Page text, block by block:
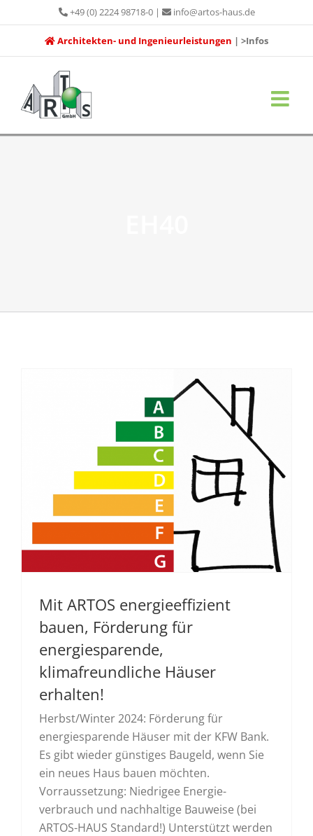
Inhalt
springen
+49 (0) 2224 98718-0| info@artos-haus.de
Architekten- und Ingenieurleistungen | >Infos
Mit ARTOS energieeffizient
bauen, Förderung für
energiesparende,
klimafreundliche Häuser
erhalten!
Herbst/Winter 2024: Förderung für
energiesparende Häuser mit der KFW Bank.
Es gibt wieder günstiges Baugeld, wenn Sie
ein neues Haus bauen möchten.
Vorraussetzung: Niedrigee Energie­
verbrauch und nach­haltige Bau­weise (bei
ARTOS-HAUS Standard!) Unter­stützt werden